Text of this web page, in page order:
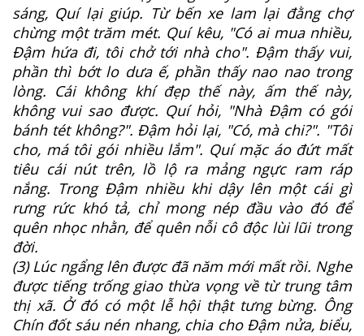
sáng, Quí lại giúp. Từ bến xe lam lại đằng chợ
chừng một trăm mét. Quí kêu, "Có ai mua nhiều,
Đậm hứa đi, tôi chở tới nhà cho". Đậm thấy vui,
phần thì bớt lo dưa ế, phần thấy nao nao trong
lòng. Cái không khí đẹp thế này, ấm thế này,
không vui sao được. Quí hỏi, "Nhà Đậm có gói
bánh tét không?". Đậm hỏi lại, "Có, mà chi?". "Tôi
cho, má tôi gói nhiều lắm". Quí mặc áo đứt mất
tiêu cái nút trên, lồ lộ ra mảng ngực ram ráp
nắng. Trong Đậm nhiều khi dậy lên một cái gì
rưng rức khó tả, chỉ mong nép đầu vào đó để
quên nhọc nhằn, để quên nỗi cô độc lùi lũi trong
đời.
(3) Lúc ngẩng lên được đã năm mới mất rồi. Nghe
được tiếng trống giao thừa vọng về từ trung tâm
thị xã. Ở đó có một lễ hội thật tưng bừng. Ông
Chín đốt sáu nén nhang, chia cho Đậm nửa, biểu,